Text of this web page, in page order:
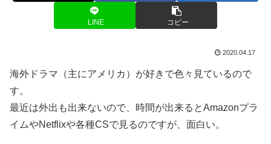
LINE コピー
2020.04.17
海外ドラマ（主にアメリカ）が好きで色々見ているので
す。
最近は外出も出来ないので、時間が出来るとAmazonプラ
イムやNetflixや各種CSで見るのですが、面白い。